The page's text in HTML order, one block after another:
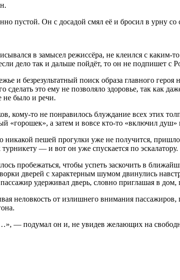
пустой. Он с досадой смял её и бросил в урну со
в замысел режиссёра, не клеился с
дело так и дальше пойдёт, то он не подпишет с
и безрезультатный поиск образа главного
это ему не позволяло здоровье, так как
не было и речи.
кому-то не понравилось блуждание всех этих
«горошек», а затем и вовсе кто-то «включил
пешей прогулки уже не получится,
— и вот он уже спускается по
пробежаться, чтобы успеть заскочить в
дверей с характерным шумом двинулись
удерживал дверь, словно приглашая в дом,
от излишнего внимания пассажиров,
— подумал он и, не увидев желающих на